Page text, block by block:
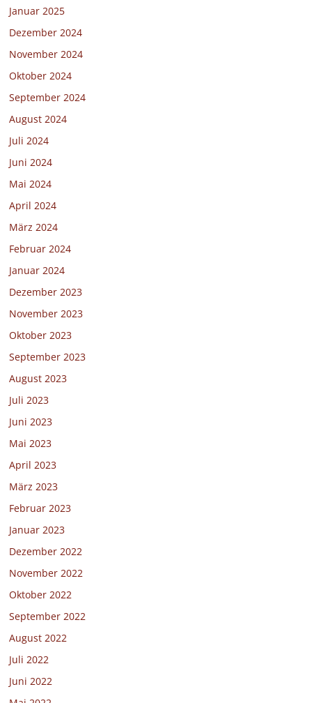
Januar 2025
Dezember 2024
November 2024
Oktober 2024
September 2024
August 2024
Juli 2024
Juni 2024
Mai 2024
April 2024
März 2024
Februar 2024
Januar 2024
Dezember 2023
November 2023
Oktober 2023
September 2023
August 2023
Juli 2023
Juni 2023
Mai 2023
April 2023
März 2023
Februar 2023
Januar 2023
Dezember 2022
November 2022
Oktober 2022
September 2022
August 2022
Juli 2022
Juni 2022